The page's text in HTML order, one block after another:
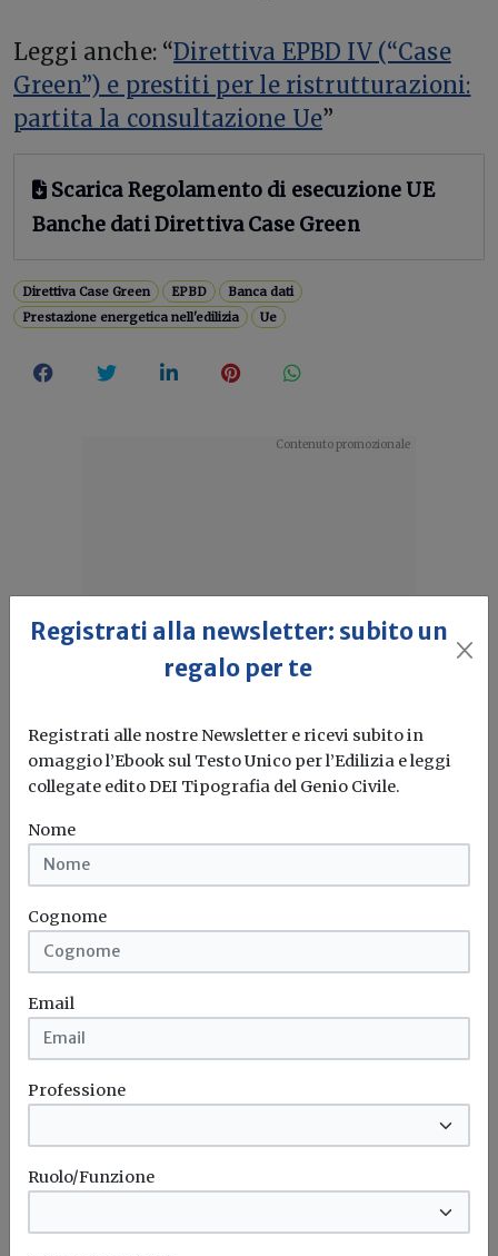
Leggi anche: “Direttiva EPBD IV (“Case
Green”) e prestiti per le ristrutturazioni:
partita la consultazione Ue”
Scarica Regolamento di esecuzione UE
Banche dati Direttiva Case Green
Direttiva Case Green EPBD
Banca dati
Prestazione energetica nell'edilizia
Ue
Idrogeno verde, una soluzione per
l'energia del futuro. Ma oggi è ancora
troppo caro
attraverso l'utilizzo dell'idrogeno verde. Ma al
momento...
Bonus elettrodomestici green,
spunta il nuovo contributo per
rendere la casa più efficiente
Il governo ha allo studio l'introduzione di un nuovo
Potrebbe interessarti
Attualità
Registrati alla newsletter: subito un
regalo per te
Registrati alle nostre Newsletter e ricevi subito in
omaggio l’Ebook sul Testo Unico per l’Edilizia e leggi
collegate edito DEI Tipografia del Genio Civile.
Nome
Cognome
Email
Professione
Ruolo/Funzione